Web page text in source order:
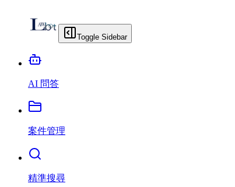
Toggle Sidebar
AI 問答
案件管理
精準搜尋